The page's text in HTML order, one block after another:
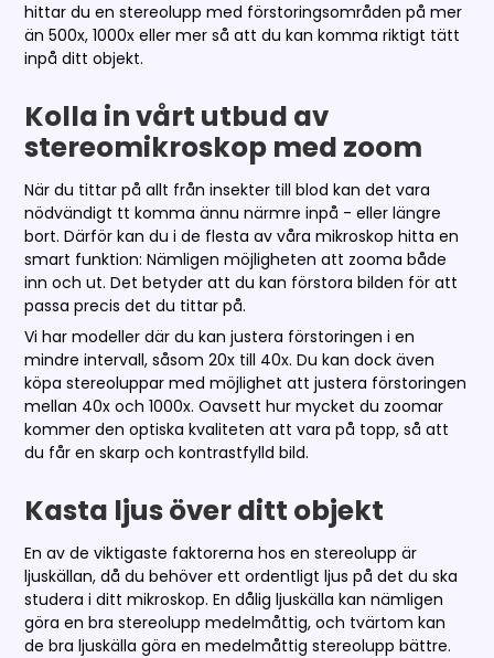
hittar du en stereolupp med förstoringsområden på mer
än 500x, 1000x eller mer så att du kan komma riktigt tätt
inpå ditt objekt.
Kolla in vårt utbud av
stereomikroskop med zoom
När du tittar på allt från insekter till blod kan det vara
nödvändigt tt komma ännu närmre inpå - eller längre
bort. Därför kan du i de flesta av våra mikroskop hitta en
smart funktion: Nämligen möjligheten att zooma både
inn och ut. Det betyder att du kan förstora bilden för att
passa precis det du tittar på.
Vi har modeller där du kan justera förstoringen i en
mindre intervall, såsom 20x till 40x. Du kan dock även
köpa stereoluppar med möjlighet att justera förstoringen
mellan 40x och 1000x. Oavsett hur mycket du zoomar
kommer den optiska kvaliteten att vara på topp, så att
du får en skarp och kontrastfylld bild.
Kasta ljus över ditt objekt
En av de viktigaste faktorerna hos en stereolupp är
ljuskällan, då du behöver ett ordentligt ljus på det du ska
studera i ditt mikroskop. En dålig ljuskälla kan nämligen
göra en bra stereolupp medelmåttig, och tvärtom kan
de bra ljuskälla göra en medelmåttig stereolupp bättre.